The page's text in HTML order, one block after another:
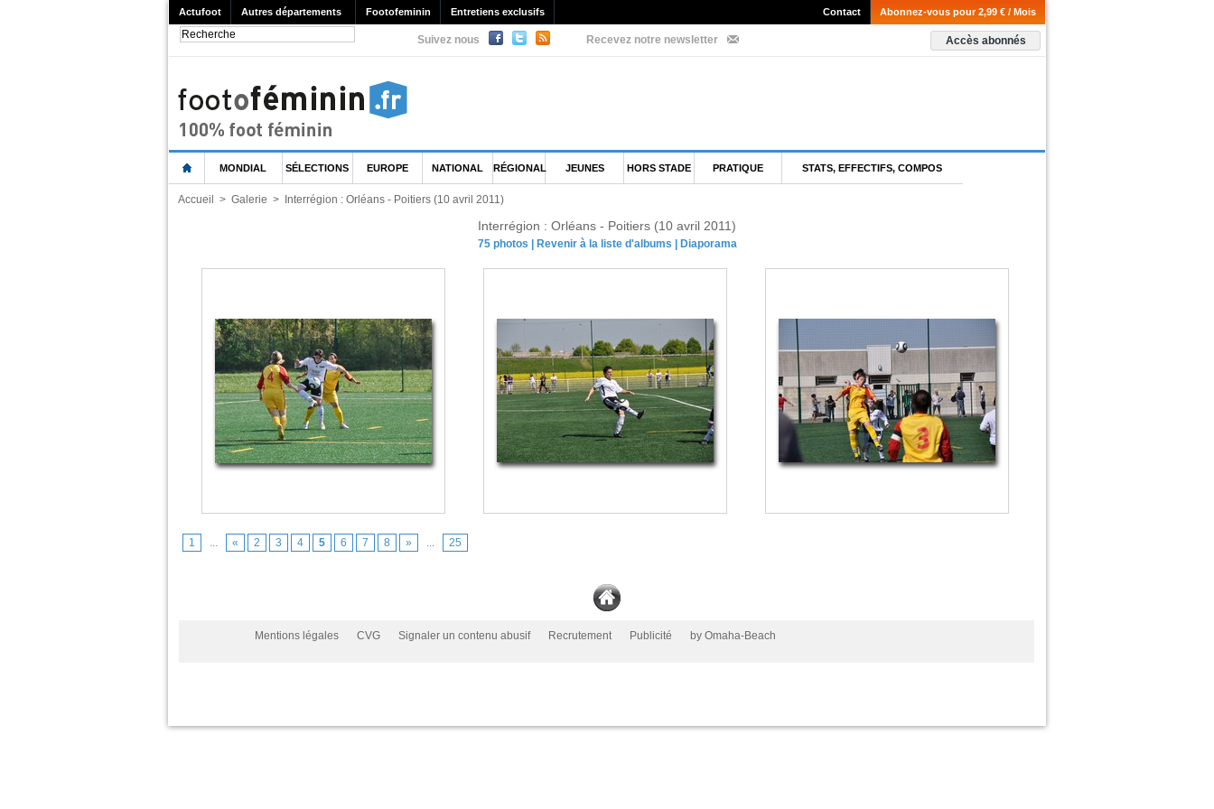
Actufoot Autres départements Footofeminin Entretiens exclusifs Abonnez-vous pour 2,99 € / Mois
Contact
Suivez nous Recevez notre newsletter Accès abonnés
MONDIAL SÉLECTIONS EUROPE NATIONAL RÉGIONAL JEUNES HORS STADE PRATIQUE STATS, EFFECTIFS, COMPOS
Accueil > Galerie > Interrégion : Orléans - Poitiers (10 avril 2011)
Interrégion : Orléans - Poitiers (10 avril 2011)
75 photos Revenir à la liste d'albums Diaporama
1 ... « 2 3 4 5 6 7 8 » ... 25
Mentions légales CVG Signaler un contenu abusif Recrutement Publicité by Omaha-Beach